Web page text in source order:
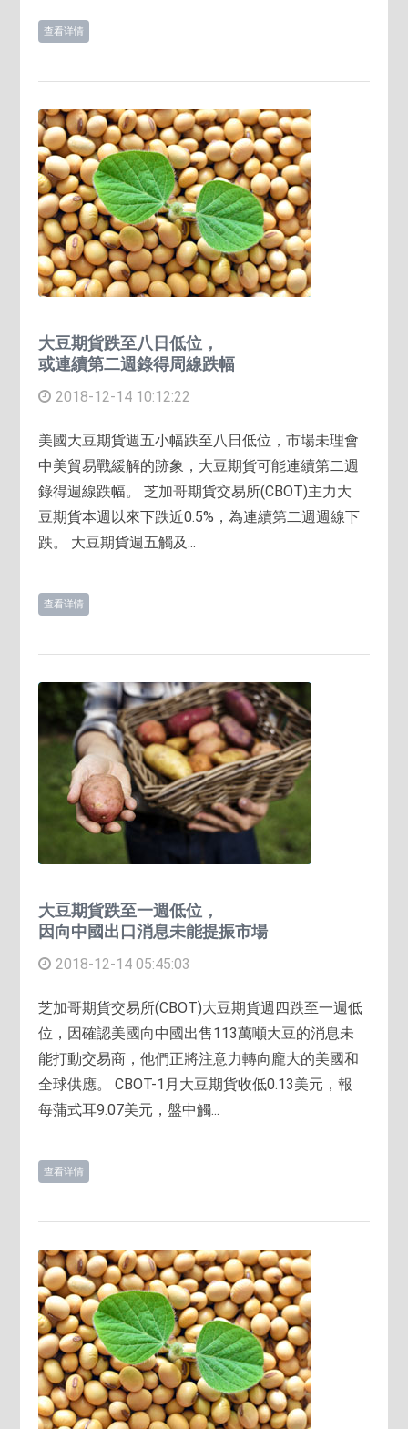
查看详情
大豆期貨跌至八日低位，
或連續第二週錄得周線跌幅
2018-12-14 10:12:22
美國大豆期貨週五小幅跌至八日低位，市場未理會
中美貿易戰緩解的跡象，大豆期貨可能連續第二週
錄得週線跌幅。 芝加哥期貨交易所(CBOT)主力大
豆期貨本週以來下跌近0.5%，為連續第二週週線下
跌。 大豆期貨週五觸及...
查看详情
大豆期貨跌至一週低位，
因向中國出口消息未能提振市場
2018-12-14 05:45:03
芝加哥期貨交易所(CBOT)大豆期貨週四跌至一週低
位，因確認美國向中國出售113萬噸大豆的消息未
能打動交易商，他們正將注意力轉向龐大的美國和
全球供應。 CBOT-1月大豆期貨收低0.13美元，報
每蒲式耳9.07美元，盤中觸...
查看详情